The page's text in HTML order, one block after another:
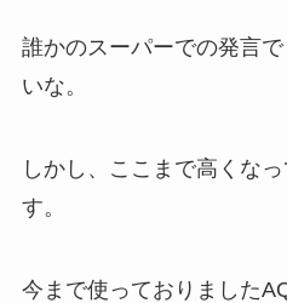
誰かのスーパーでの発言
いな。
しかし、ここまで高くな
す。
今まで使っておりました